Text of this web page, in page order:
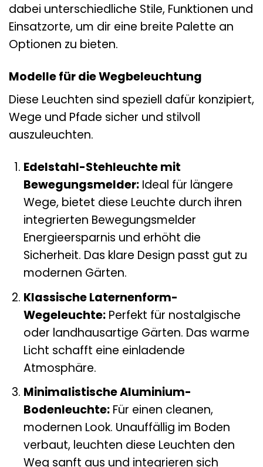
dabei unterschiedliche Stile, Funktionen und
Einsatzorte, um dir eine breite Palette an
Optionen zu bieten.
Modelle für die Wegbeleuchtung
Diese Leuchten sind speziell dafür konzipiert,
Wege und Pfade sicher und stilvoll
auszuleuchten.
Edelstahl-Stehleuchte mit
Bewegungsmelder:Ideal für längere
Wege, bietet diese Leuchte durch ihren
integrierten Bewegungsmelder
Energieersparnis und erhöht die
Sicherheit. Das klare Design passt gut zu
modernen Gärten.
Klassische Laternenform-
Wegeleuchte:Perfekt für nostalgische
oder landhausartige Gärten. Das warme
Licht schafft eine einladende
Atmosphäre.
Minimalistische Aluminium-
Bodenleuchte:Für einen cleanen,
modernen Look. Unauffällig im Boden
verbaut, leuchten diese Leuchten den
Weg sanft aus und integrieren sich